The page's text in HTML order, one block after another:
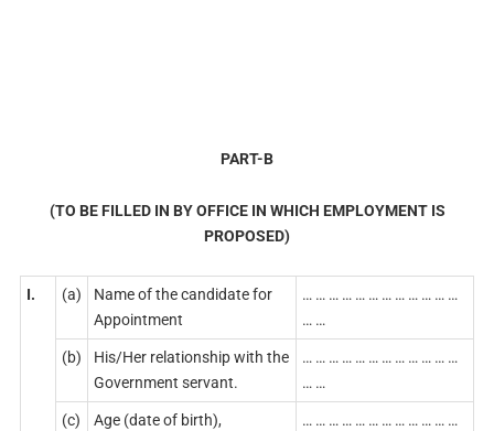
PART-B
(TO BE FILLED IN BY OFFICE IN WHICH EMPLOYMENT IS
PROPOSED)
I. (a)
Name of the candidate for
Appointment
… … … … … … … … … … … …
… …
(b)
His/Her relationship with the
Government servant.
… … … … … … … … … … … …
… …
(c)
Age (date of birth),
… … … … … … … … … … … …